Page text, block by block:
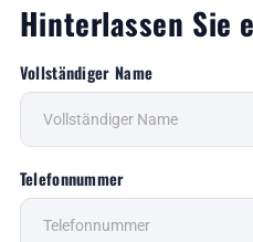
Hinterlassen Sie
Vollständiger Name
Telefonnummer